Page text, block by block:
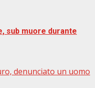
sub muore durante
denunciato un uomo